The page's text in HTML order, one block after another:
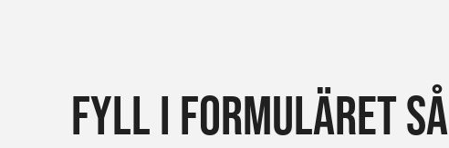
FYLL I FORMULÄRET